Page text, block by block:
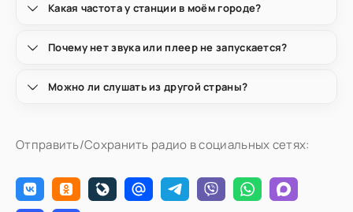
Какая частота у станции в моём городе?
Почему нет звука или плеер не запускается?
Можно ли слушать из другой страны?
Отправить/Сохранить радио в социальных сетях: